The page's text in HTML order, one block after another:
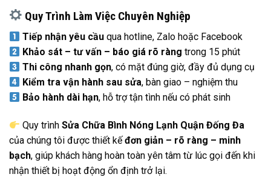
Quy Trình Làm Việc Chuyên Nghiệp
Tiếp nhận yêu cầu qua hotline, Zalo hoặc Facebook
Khảo sát – tư vấn – báo giá rõ ràng trong 15 phút
Thi công nhanh gọn, có mặt đúng giờ, đầy đủ dụng cụ
Kiểm tra vận hành sau sửa, bàn giao – nghiệm thu
Bảo hành dài hạn, hỗ trợ tận tình nếu có phát sinh
Quy trìnhSửa Chữa Bình Nóng Lạnh Quận Đống Đa
của chúng tôi được thiết kếđơn giản – rõ ràng – minh
bạch, giúp khách hàng hoàn toàn yên tâm từ lúc gọi đến khi
nhận thiết bị hoạt động ổn định trở lại.